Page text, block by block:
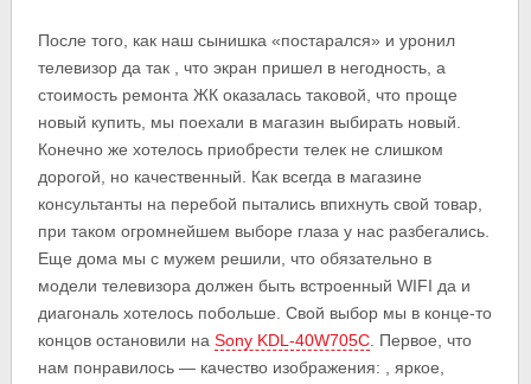
После того, как наш сынишка «постарался» и уронил
телевизор да так , что экран пришел в негодность, а
стоимость ремонта ЖК оказалась таковой, что проще
новый купить, мы поехали в магазин выбирать новый.
Конечно же хотелось приобрести телек не слишком
дорогой, но качественный. Как всегда в магазине
консультанты на перебой пытались впихнуть свой товар,
при таком огромнейшем выборе глаза у нас разбегались.
Еще дома мы с мужем решили, что обязательно в
модели телевизора должен быть встроенный WIFI да и
диагональ хотелось побольше. Свой выбор мы в конце-то
концов остановили на Sony KDL-40W705C. Первое, что
нам понравилось — качество изображения: , яркое,